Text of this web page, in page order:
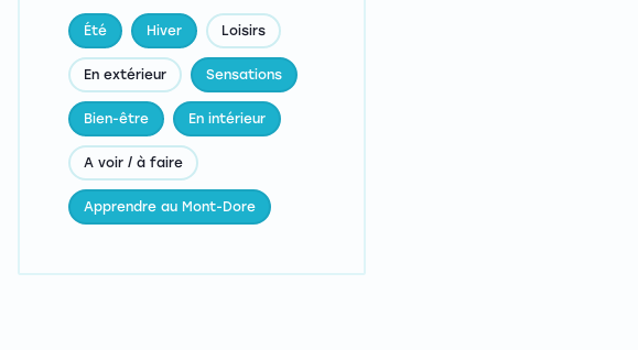
Été Hiver Loisirs
En extérieur Sensations
Bien-être En intérieur
A voir / à faire
Apprendre au Mont-Dore